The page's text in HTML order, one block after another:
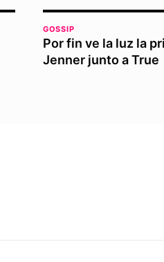
GOSSIP
Por fin ve la luz la
Jenner junto a True